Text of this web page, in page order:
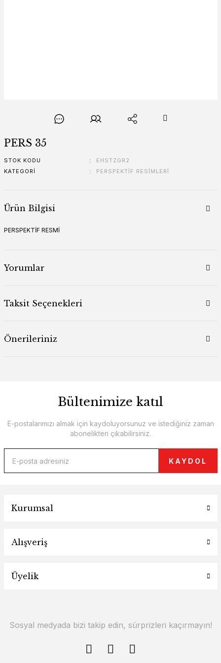
PERS 35
STOK KODU
EHSTZGR2
KATEGORI
PERSPEKTİF RESİMLERİ
Ürün Bilgisi
PERSPEKTİF RESMİ
Yorumlar
Taksit Seçenekleri
Önerileriniz
Bültenimize katıl
E-postalarımızı almak için kaydoluyorsunuz ve istediğiniz zaman
abonelikten çıkabilirsiniz.
KAYDOL
Kurumsal
Alışveriş
Üyelik
Sosyal medyada bizi takip edin, sürprizleri kaçırmayın!